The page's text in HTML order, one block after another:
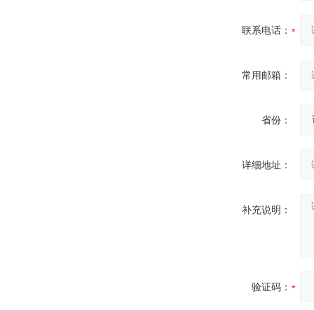
联系电话：
常用邮箱：
省份：
详细地址：
补充说明：
验证码：